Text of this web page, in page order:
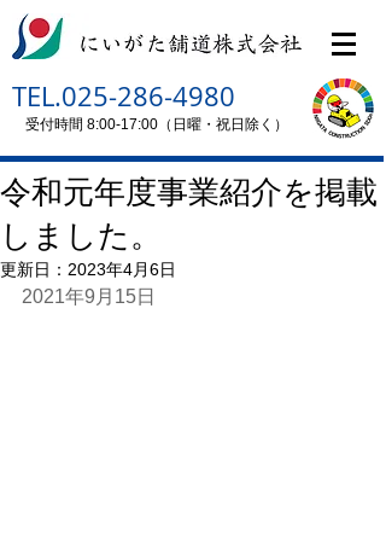
受付時間 8:00-17:00（日曜・祝日除く）
TEL.025-286-4980
令和元年度事業紹介を掲載
しました。
更新日： 2023年4月6日
2021年9月15日